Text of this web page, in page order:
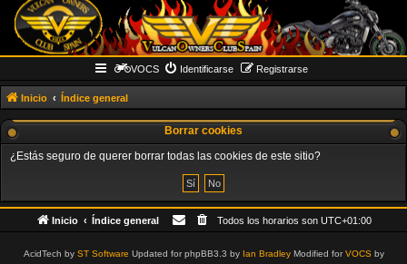
VOCS Identificarse Registrarse
Inicio Índice general
Borrar cookies
¿Estás seguro de querer borrar todas las cookies de este sitio?
Inicio Índice general Todos los horarios son UTC+01:00
AcidTech by ST Software Updated for phpBB3.3 by Ian BradleyModified forVOCSby